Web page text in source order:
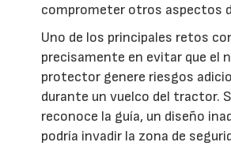
comprometer otros aspectos
Uno de los principales retos
precisamente en evitar que el
protector genere riesgos
durante un vuelco del tractor.
reconoce la guía, un diseño
podría invadir la zona de